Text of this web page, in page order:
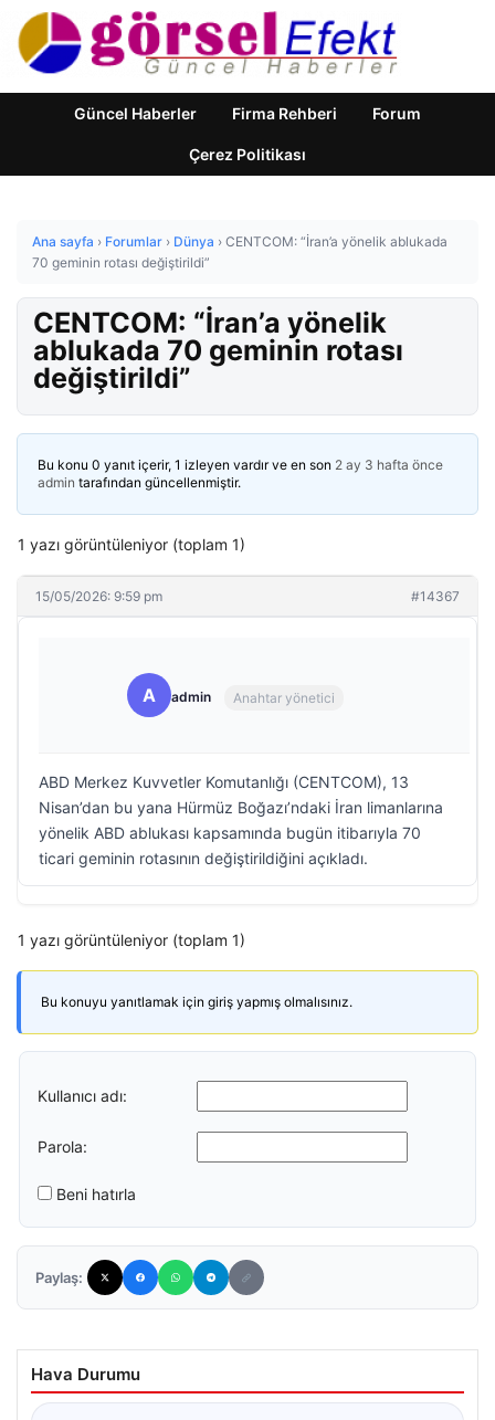
Güncel Haberler Firma Rehberi Forum
Çerez Politikası
Ana sayfa › Forumlar › Dünya › CENTCOM: “İran’a yönelik ablukada
70 geminin rotası değiştirildi”
CENTCOM: “İran’a yönelik
ablukada 70 geminin rotası
değiştirildi”
Bu konu 0 yanıt içerir, 1 izleyen vardır ve en son 2 ay 3 hafta önce
admin tarafından güncellenmiştir.
1 yazı görüntüleniyor (toplam 1)
15/05/2026: 9:59 pm #14367
A admin Anahtar yönetici
ABD Merkez Kuvvetler Komutanlığı (CENTCOM), 13
Nisan’dan bu yana Hürmüz Boğazı’ndaki İran limanlarına
yönelik ABD ablukası kapsamında bugün itibarıyla 70
ticari geminin rotasının değiştirildiğini açıkladı.
1 yazı görüntüleniyor (toplam 1)
Bu konuyu yanıtlamak için giriş yapmış olmalısınız.
Kullanıcı adı:
Parola:
Beni hatırla
Paylaş:
Hava Durumu